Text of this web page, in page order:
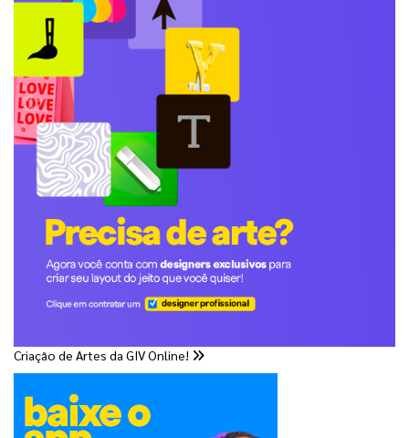
Criação de Artes da GIV Online!